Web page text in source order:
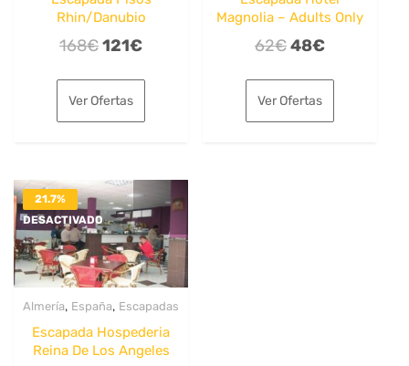
Rhin/Danubio
168€El
original
era:
121€El
es:
Ver Ofertas
Magnolia – Adults Only
62€El
original
era:
48€El
es:
Ver Ofertas
21.7%
DESACTIVADO
Almería, España, Escapadas
Escapada Hospederia
Reina De Los Angeles